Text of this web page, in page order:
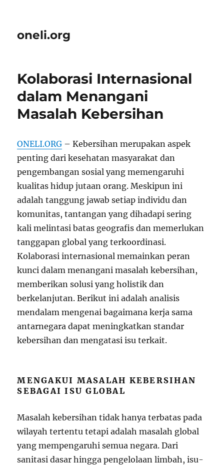
oneli.org
Kolaborasi Internasional
dalam Menangani
Masalah Kebersihan
ONELI.ORG – Kebersihan merupakan aspek
penting dari kesehatan masyarakat dan
pengembangan sosial yang memengaruhi
kualitas hidup jutaan orang. Meskipun ini
adalah tanggung jawab setiap individu dan
komunitas, tantangan yang dihadapi sering
kali melintasi batas geografis dan memerlukan
tanggapan global yang terkoordinasi.
Kolaborasi internasional memainkan peran
kunci dalam menangani masalah kebersihan,
memberikan solusi yang holistik dan
berkelanjutan. Berikut ini adalah analisis
mendalam mengenai bagaimana kerja sama
antarnegara dapat meningkatkan standar
kebersihan dan mengatasi isu terkait.
MENGAKUI MASALAH KEBERSIHAN
SEBAGAI ISU GLOBAL
Masalah kebersihan tidak hanya terbatas pada
wilayah tertentu tetapi adalah masalah global
yang mempengaruhi semua negara. Dari
sanitasi dasar hingga pengelolaan limbah, isu-